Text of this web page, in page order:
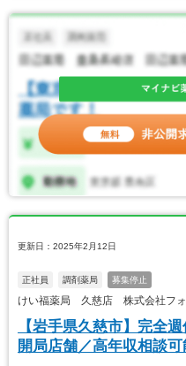
更新日：2025年2月12日
正社員 調剤薬局 募集停止
けい福薬局 久慈店 株式会社フォ
【岩手県久慈市】完全
開局店舗／高年収相談